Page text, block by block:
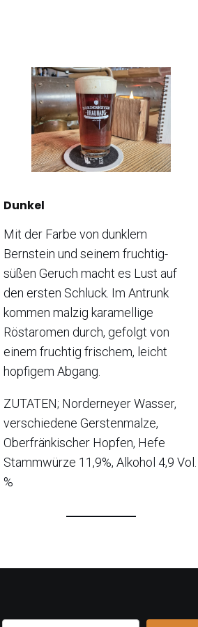
Dunkel
Mit der Farbe von dunklem
Bernstein und seinem fruchtig-
süßen Geruch macht es Lust auf
den ersten Schluck. Im Antrunk
kommen malzig karamellige
Röstaromen durch, gefolgt von
einem fruchtig frischem, leicht
hopfigem Abgang.
ZUTATEN; Norderneyer Wasser,
verschiedene Gerstenmalze,
Oberfränkischer Hopfen, Hefe
Stammwürze 11,9%, Alkohol 4,9 Vol.
%